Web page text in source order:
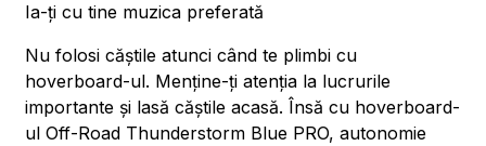
Ia-ți cu tine muzica preferată
Nu folosi căștile atunci când te plimbi cu
hoverboard-ul. Menține-ți atenția la lucrurile
importante și lasă căștile acasă. Însă cu hoverboard-
ul Off-Road Thunderstorm Blue PRO, autonomie